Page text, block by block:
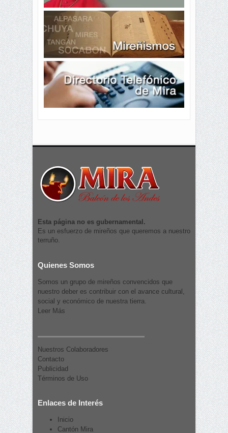
Esta página no es gubernamental.
Es un esfuerzo de mireños que queremos a nuestro
terruño.
Quienes Somos
Somos un grupo de mireños convencidos que
nuestro deber es contribuir con el avance cultural,
social y económico de nuestra tierra.
Leer Más
Nuestros Colaboradores
Contacto
Publicidad
Términos de Uso
Enlaces de Interés
Inicio
Cantón Mira